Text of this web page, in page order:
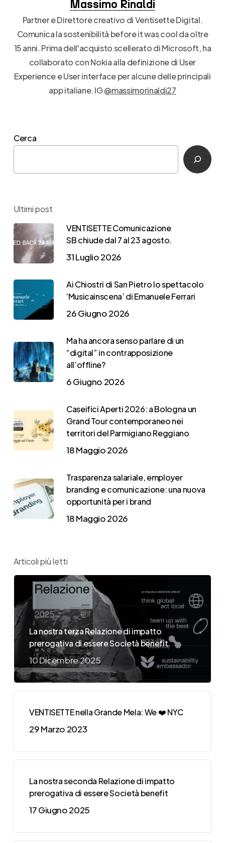
Massimo Rinaldi
Partner e Direttore creativo di Ventisette Digital.
Comunica la sostenibilità before it was cool da oltre
15 anni. Prima dell'acquisto scellerato di Microsoft, ha
collaborato con Nokia alla definizione di User
Experience e User interface per alcune delle principali
app italiane. IG@massimorinaldi27
Cerca
Ultimi post
VENTISETTE Comunicazione
SB chiude dal 7 al 23 agosto.
31 Luglio 2026
Ai Chiostri di San Pietro lo spettacolo
‘Musicainscena’ di Emanuele Ferrari
26 Giugno 2026
Ma ha ancora senso parlare di un
“digital” in contrapposizione
all’offline?
6 Giugno 2026
Caseifici Aperti 2026: a Bologna un
Grand Tour contemporaneo nei
territori del Parmigiano Reggiano
18 Maggio 2026
Trasparenza salariale, employer
branding e comunicazione: una nuova
opportunità per i brand
18 Maggio 2026
Articoli più letti
La nostra terza Relazione di impatto
prerogativa di essere Società benefit
10 Dicembre 2025
VENTISETTE nella Grande Mela: We ❤️ NYC
29 Marzo 2023
La nostra seconda Relazione di impatto
prerogativa di essere Società benefit
17 Giugno 2025